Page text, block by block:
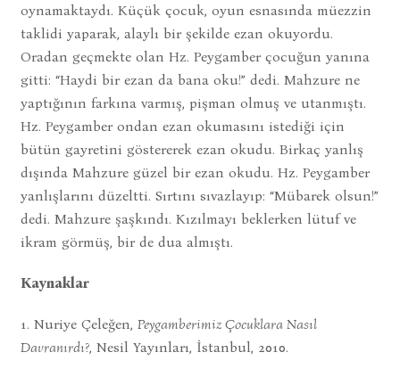
oynamaktaydı. Küçük çocuk, oyun esnasında müezzin
taklidi yaparak, alaylı bir şekilde ezan okuyordu.
Oradan geçmekte olan Hz. Peygamber çocuğun yanına
gitti: “Haydi bir ezan da bana oku!” dedi. Mahzure ne
yaptığının farkına varmış, pişman olmuş ve utanmıştı.
Hz. Peygamber ondan ezan okumasını istediği için
bütün gayretini göstererek ezan okudu. Birkaç yanlış
dışında Mahzure güzel bir ezan okudu. Hz. Peygamber
yanlışlarını düzeltti. Sırtını sıvazlayıp: “Mübarek olsun!”
dedi. Mahzure şaşkındı. Kızılmayı beklerken lütuf ve
ikram görmüş, bir de dua almıştı.
Kaynaklar
1. Nuriye Çeleğen, Peygamberimiz Çocuklara Nasıl
Davranırdı?, Nesil Yayınları, İstanbul, 2010.